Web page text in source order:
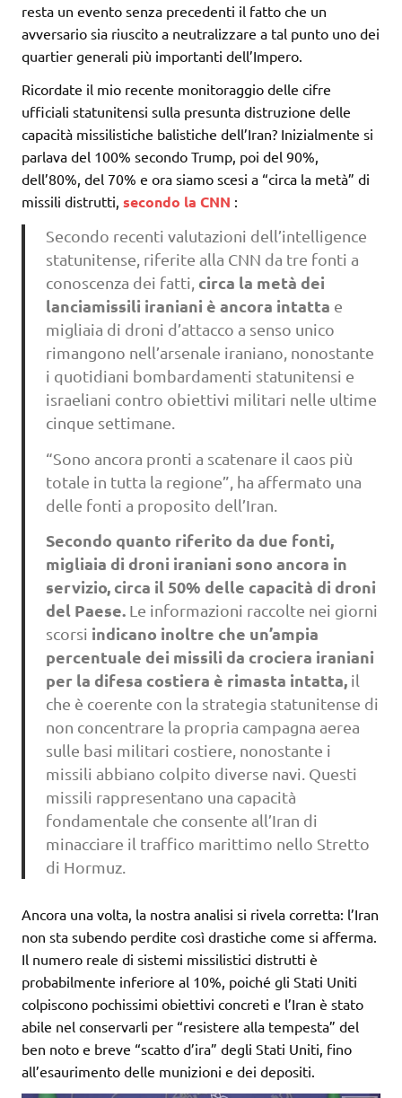
resta un evento senza precedenti il ​​fatto che un
avversario sia riuscito a neutralizzare a tal punto uno dei
quartier generali più importanti dell’Impero.
Ricordate il mio recente monitoraggio delle cifre
ufficiali statunitensi sulla presunta distruzione delle
capacità missilistiche balistiche dell’Iran? Inizialmente si
parlava del 100% secondo Trump, poi del 90%,
dell’80%, del 70% e ora siamo scesi a “circa la metà” di
missili distrutti, secondo la CNN :
Secondo recenti valutazioni dell’intelligence
statunitense, riferite alla CNN da tre fonti a
conoscenza dei fatti, circa la metà dei
lanciamissili iraniani è ancora intatta e
migliaia di droni d’attacco a senso unico
rimangono nell’arsenale iraniano, nonostante
i quotidiani bombardamenti statunitensi e
israeliani contro obiettivi militari nelle ultime
cinque settimane.
“Sono ancora pronti a scatenare il caos più
totale in tutta la regione”, ha affermato una
delle fonti a proposito dell’Iran.
Secondo quanto riferito da due fonti,
migliaia di droni iraniani sono ancora in
servizio, circa il 50% delle capacità di droni
del Paese.Le informazioni raccolte nei giorni
scorsi indicano inoltre che un’ampia
percentuale dei missili da crociera iraniani
per la difesa costiera è rimasta intatta,il
che è coerente con la strategia statunitense di
non concentrare la propria campagna aerea
sulle basi militari costiere, nonostante i
missili abbiano colpito diverse navi. Questi
missili rappresentano una capacità
fondamentale che consente all’Iran di
minacciare il traffico marittimo nello Stretto
di Hormuz.
Ancora una volta, la nostra analisi si rivela corretta: l’Iran
non sta subendo perdite così drastiche come si afferma.
Il numero reale di sistemi missilistici distrutti è
probabilmente inferiore al 10%, poiché gli Stati Uniti
colpiscono pochissimi obiettivi concreti e l’Iran è stato
abile nel conservarli per “resistere alla tempesta” del
ben noto e breve “scatto d’ira” degli Stati Uniti, fino
all’esaurimento delle munizioni e dei depositi.